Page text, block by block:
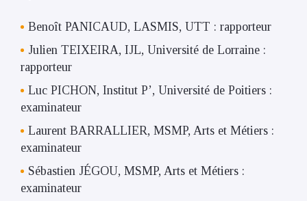
Benoît PANICAUD, LASMIS, UTT : rapporteur
Julien TEIXEIRA, IJL, Université de Lorraine :
rapporteur
Luc PICHON, Institut P’, Université de Poitiers :
examinateur
Laurent BARRALLIER, MSMP, Arts et Métiers :
examinateur
Sébastien JÉGOU, MSMP, Arts et Métiers :
examinateur